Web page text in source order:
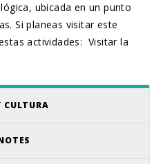
ubicada en un punto
Si planeas visitar este
actividades: Visitar la
CULTURA